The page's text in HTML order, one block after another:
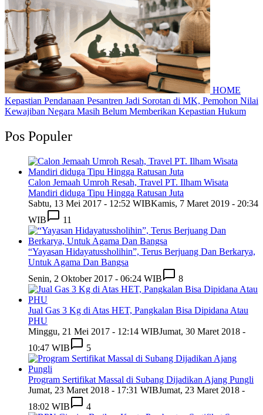
HOME
Kepastian Pendanaan Pesantren Jadi Sorotan di MK, Pemohon Nilai
Kewajiban Negara Masih Belum Memberikan Kepastian Hukum
Pos Populer
Calon Jemaah Umroh Resah, Travel PT. Ilham Wisata
Mandiri diduga Tipu Hingga Ratusan Juta
Sabtu, 13 Mei 2017 - 12:52 WIBKamis, 7 Maret 2019 - 20:34
WIB
11
“Yayasan Hidayatussholihin”, Terus Berjuang Dan Berkarya,
Untuk Agama Dan Bangsa
Senin, 2 Oktober 2017 - 06:24 WIB
8
Jual Gas 3 Kg di Atas HET, Pangkalan Bisa Dipidana Atau
PHU
Minggu, 21 Mei 2017 - 12:14 WIBJumat, 30 Maret 2018 -
10:47 WIB
5
Program Sertifikat Massal di Subang Dijadikan Ajang Pungli
Jumat, 23 Maret 2018 - 17:31 WIBJumat, 23 Maret 2018 -
18:02 WIB
4